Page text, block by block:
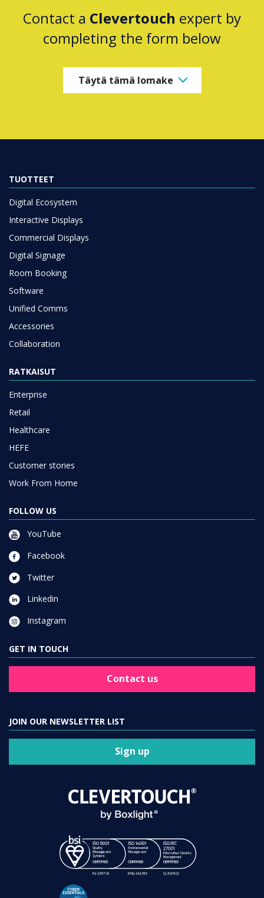
Contact a Clevertouch expert by
completing the form below
Täytä tämä lomake
TUOTTEET
Digital Ecosystem
Interactive Displays
Commercial Displays
Digital Signage
Room Booking
Software
Unified Comms
Accessories
Collaboration
RATKAISUT
Enterprise
Retail
Healthcare
HEFE
Customer stories
Work From Home
FOLLOW US
YouTube
Facebook
Twitter
Linkedin
Instagram
GET IN TOUCH
Contact us
JOIN OUR NEWSLETTER LIST
Sign up